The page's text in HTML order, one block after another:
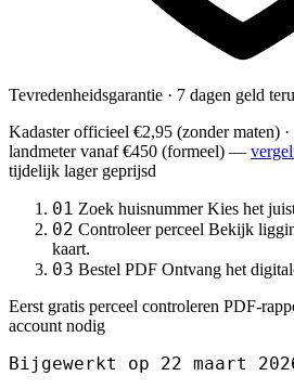
Tevredenheidsgarantie · 7 dagen geld
Kadaster officieel €2,95 (zonder maten) ·
landmetervanaf €450 (formeel) —
tijdelijk lager geprijsd
01 Zoek huisnummer Kies het
02 Controleer perceel Bekijk
kaart.
03 Bestel PDF Ontvang het
Eerst gratis perceel controleren PDF-
account nodig
Bijgewerkt op 22 maart